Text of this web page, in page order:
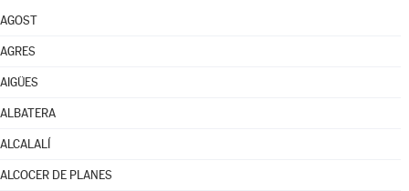
AGOST
AGRES
AIGÜES
ALBATERA
ALCALALÍ
ALCOCER DE PLANES